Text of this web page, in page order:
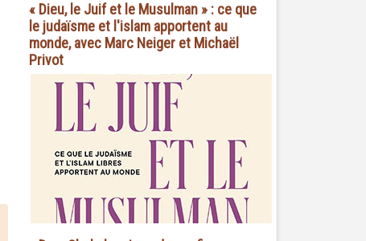
« Dieu, le Juif et le Musulman » : ce que
le judaïsme et l'islam apportent au
monde, avec Marc Neiger et Michaël
Privot